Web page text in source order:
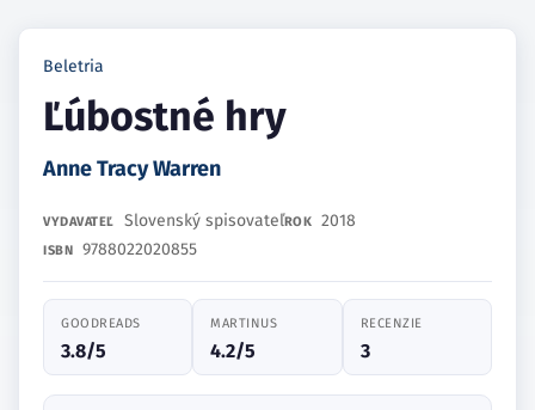
Beletria
Ľúbostné hry
Anne Tracy Warren
VYDAVATEĽ Slovenský spisovateľROK 2018
ISBN 9788022020855
GOODREADS
3.8/5
MARTINUS
4.2/5
RECENZIE
3